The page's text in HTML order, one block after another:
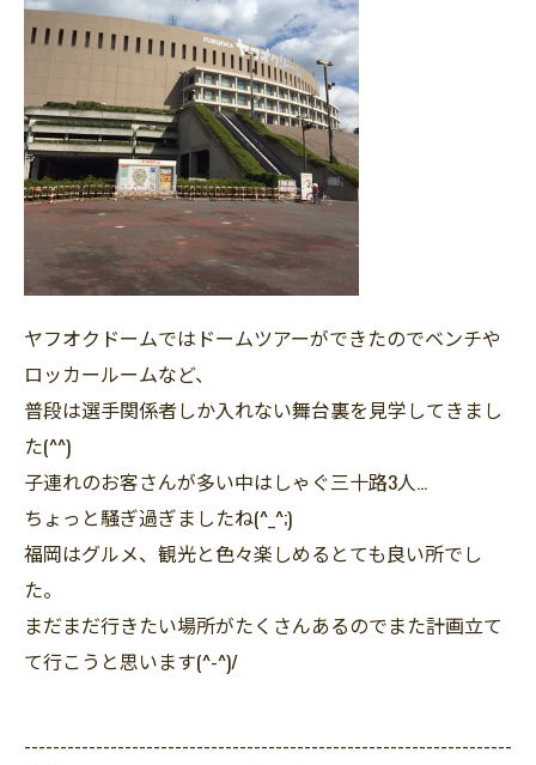
ヤフオクドームではドームツアーができたのでベンチや
ロッカールームなど、
普段は選手関係者しか入れない舞台裏を見学してきまし
た(^^)
子連れのお客さんが多い中はしゃぐ三十路3人…
ちょっと騒ぎ過ぎましたね(^_^;)
福岡はグルメ、観光と色々楽しめるとても良い所でし
た。
まだまだ行きたい場所がたくさんあるのでまた計画立て
て行こうと思います(^-^)/
--------------------------------------------------------------------